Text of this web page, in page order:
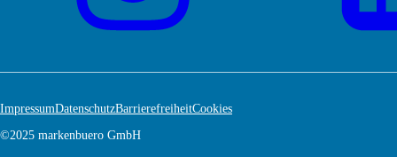
©2025 markenbuero GmbH
ImpressumDatenschutzBarrierefreiheitCookies